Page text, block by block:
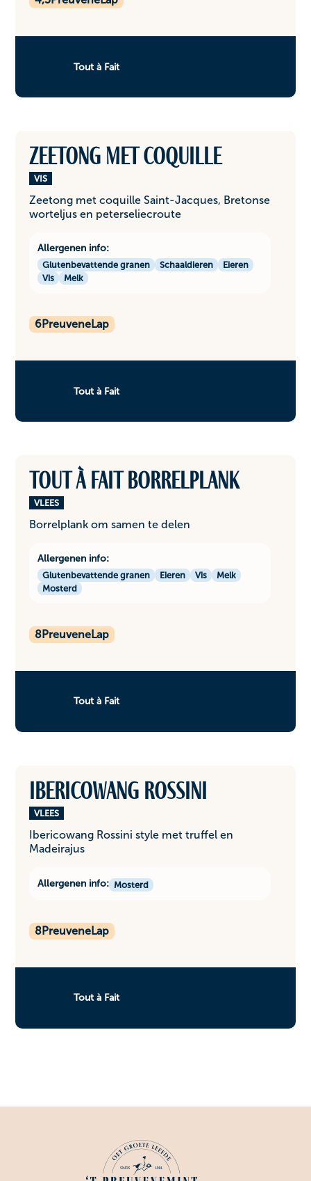
Tout à Fait
Zeetong met coquille
VIS
Zeetong met coquille Saint-Jacques, Bretonse
worteljus en peterseliecroute
Allergenen info:
Glutenbevattende granen Schaaldieren
Eieren
Vis
Melk
6PreuveneLap
Tout à Fait
Tout à Fait borrelplank
VLEES
Borrelplank om samen te delen
Allergenen info:
Glutenbevattende granen Eieren Vis
Melk
Mosterd
8PreuveneLap
Tout à Fait
Ibericowang Rossini
VLEES
Ibericowang Rossini style met truffel en
Madeirajus
Allergenen info: Mosterd
8PreuveneLap
Tout à Fait